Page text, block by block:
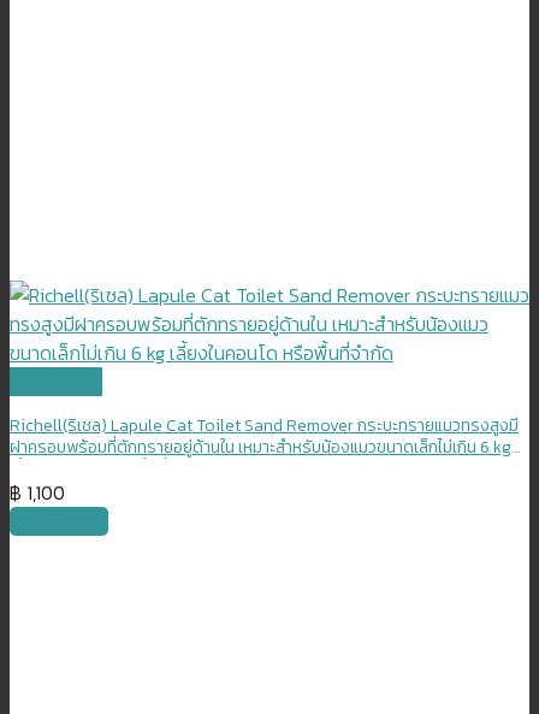
Richell(ริเชล) Lapule Cat Toilet Sand Remover กระบะทรายแมวทรงสูงมี
ฝาครอบพร้อมที่ตักทรายอยู่ด้านใน เหมาะสำหรับน้องแมวขนาดเล็กไม่เกิน 6 kg
฿ 1,100
หยิบใส่ตะกร้า